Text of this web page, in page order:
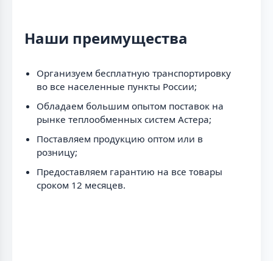
Наши преимущества
Организуем бесплатную транспортировку
во все населенные пункты России;
Обладаем большим опытом поставок на
рынке теплообменных систем Астера;
Поставляем продукцию оптом или в
розницу;
Предоставляем гарантию на все товары
сроком 12 месяцев.